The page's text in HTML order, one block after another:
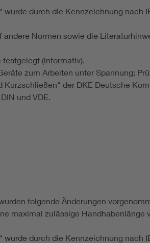
durch die Kennzeichnung nach
Normen sowie die
(informativ).
zum Arbeiten unter Spannung;
Kurzschließen" der DKE Deutsche
und VDE.
folgende Änderungen
maximal zulässige Handhabenlänge
durch die Kennzeichnung nach